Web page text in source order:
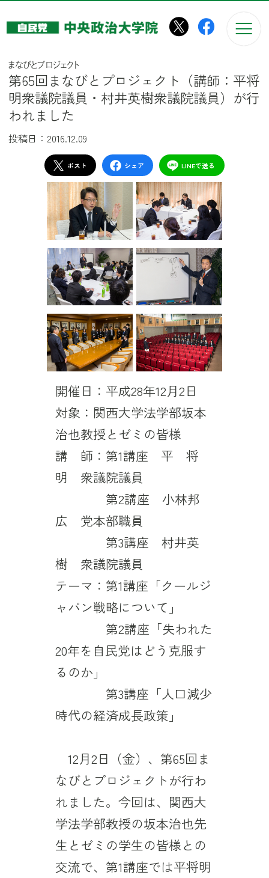
このページの本文へ移動
まなびとプロジェクト
第65回まなびとプロジェクト（講師：平将
明衆議院議員・村井英樹衆議院議員）が行
われました
投稿日：2016.12.09
ポスト シェア LINEで送る
開催日：平成28年12月2日
対象：関西大学法学部坂本
治也教授とゼミの皆様
講 師：第1講座 平 将
明 衆議院議員
第2講座 小林邦
広 党本部職員
第3講座 村井英
樹 衆議院議員
テーマ：第1講座「クールジ
ャパン戦略について」
第2講座「失われた
20年を自民党はどう克服す
るのか」
第3講座「人口減少
時代の経済成長政策」
12月2日（金）、第65回ま
なびとプロジェクトが行わ
れました。今回は、関西大
学法学部教授の坂本治也先
生とゼミの学生の皆様との
交流で、第1講座では平将明